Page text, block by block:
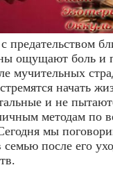
предательством
ощущают боль и
мучительных
начать
и не
методам по
мы
после его